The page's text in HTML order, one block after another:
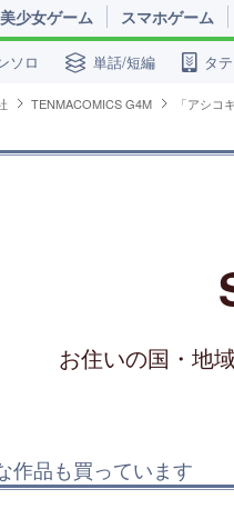
美少女ゲーム スマホゲーム
ソロ 単話/短編 タ
TENMACOMICS G4M 「アシコ
お住いの国・地
作品も買っています